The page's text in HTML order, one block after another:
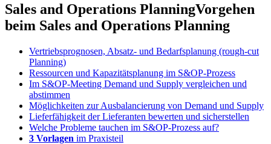
Sales and Operations PlanningVorgehen
beim Sales and Operations Planning
Vertriebsprognosen, Absatz- und Bedarfsplanung (rough-cut
Planning)
Ressourcen und Kapazitätsplanung im S&OP-Prozess
Im S&OP-Meeting Demand und Supply vergleichen und
abstimmen
Möglichkeiten zur Ausbalancierung von Demand und Supply
Lieferfähigkeit der Lieferanten bewerten und sicherstellen
Welche Probleme tauchen im S&OP-Prozess auf?
3 Vorlagen im Praxisteil